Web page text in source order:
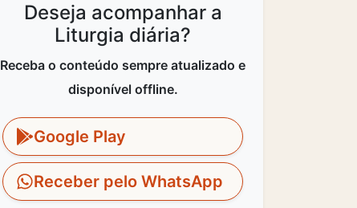
Deseja acompanhar a
Liturgia diária?
Receba o conteúdo sempre atualizado e
disponível offline.
Google Play
Receber pelo WhatsApp